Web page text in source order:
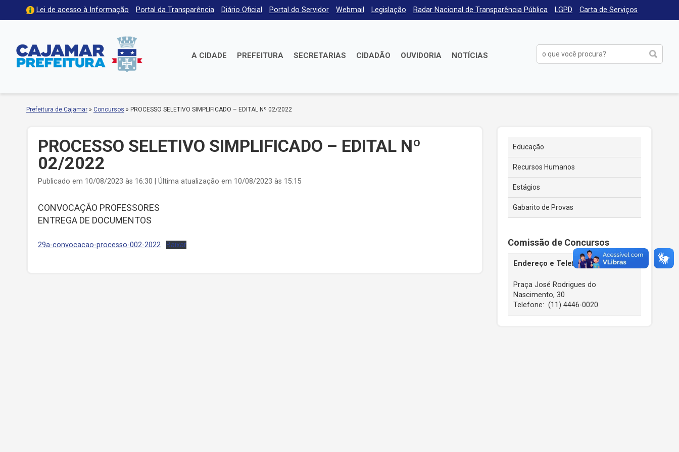
Lei de acesso à Informação Portal da Transparência Diário Oficial Portal do Servidor Webmail Legislação Radar Nacional de Transparência Pública LGPD Carta de Serviços
A CIDADE PREFEITURA SECRETARIAS CIDADÃO OUVIDORIA NOTÍCIAS
Prefeitura de Cajamar » Concursos » PROCESSO SELETIVO SIMPLIFICADO – EDITAL Nº 02/2022
PROCESSO SELETIVO SIMPLIFICADO – EDITAL Nº
02/2022
Publicado em 10/08/2023 às 16:30 | Última atualização em 10/08/2023 às 15:15
CONVOCAÇÃO PROFESSORES
ENTREGA DE DOCUMENTOS
29a-convocacao-processo-002-2022 Baixar
Educação
Recursos Humanos
Estágios
Gabarito de Provas
Comissão de Concursos
Endereço e Telefone
Praça José Rodrigues do
Nascimento, 30
Telefone: (11) 4446-0020